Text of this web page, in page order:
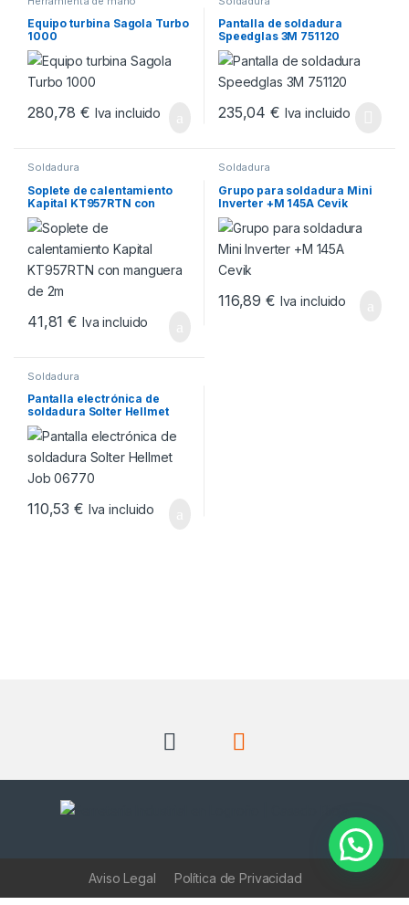
Equipo turbina Sagola Turbo
1000
280,78€ Iva incluido
Pantalla de soldadura
Speedglas 3M 751120
235,04€ Iva incluido
Soldadura
Soplete de calentamiento
Kapital KT957RTN con
manguera de 2m
41,81€ Iva incluido
Soldadura
Grupo para soldadura Mini
Inverter +M 145A Cevik
116,89€ Iva incluido
Soldadura
Pantalla electrónica de
soldadura Solter Hellmet
Job 06770
110,53€ Iva incluido
Aviso Legal Política de Privacidad